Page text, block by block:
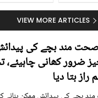
کیوں کھانا
VIEW MORE ARTICLES
مند بچے کی
ضرور کھانی
بتا دیا